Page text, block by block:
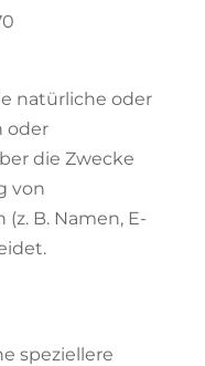
natürliche oder
oder
die Zwecke
von
B. Namen, E-
speziellere